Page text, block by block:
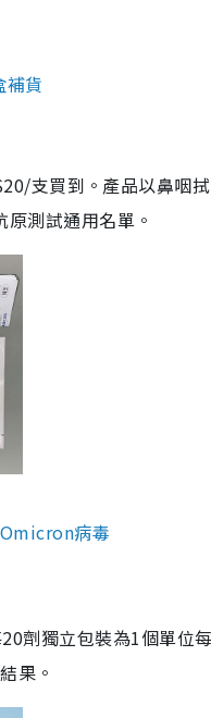
補貨
支買到。產品以鼻咽
測試通用名單。
病毒
劑獨立包裝為1個單位
果。